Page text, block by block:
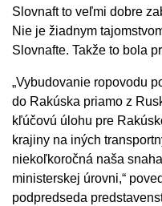
Slovnaft to veľmi dobre
Nie je žiadnym
Slovnafte. Takže to bola
„Vybudovanie ropovodu
do Rakúska priamo z
kľúčovú úlohu pre
krajiny na iných
niekoľkoročná naša
ministerskej úrovni,“
podpredseda